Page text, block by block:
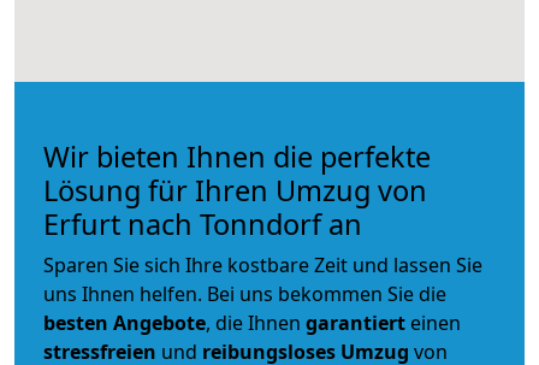
Wir bieten Ihnen die perfekte
Lösung für Ihren Umzug von
Erfurt nach Tonndorf an
Sparen Sie sich Ihre kostbare Zeit und lassen Sie
uns Ihnen helfen. Bei uns bekommen Sie die
besten Angebote, die Ihnen garantiert einen
stressfreien und reibungsloses Umzug von